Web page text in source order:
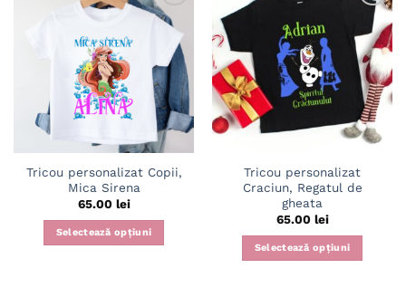
Adaugă
wishlist
Tricou personalizat Copii,
Mica Sirena
65.00 lei
Selectează opțiuni
Adaugă
în
wishlist
Tricou personalizat
Craciun, Regatul de
gheata
65.00 lei
Selectează opțiuni